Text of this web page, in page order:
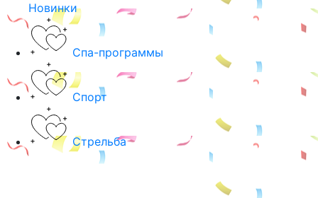
Новинки
Спа-программы
Спорт
Стрельба